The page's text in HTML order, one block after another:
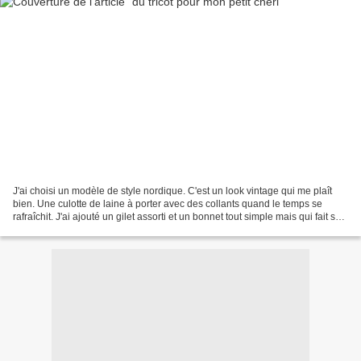
J'ai choisi un modèle de style nordique. C'est un look vintage qui me plaît
bien. Une culotte de laine à porter avec des collants quand le temps se
rafraîchit. J'ai ajouté un gilet assorti et un bonnet tout simple mais qui fait son